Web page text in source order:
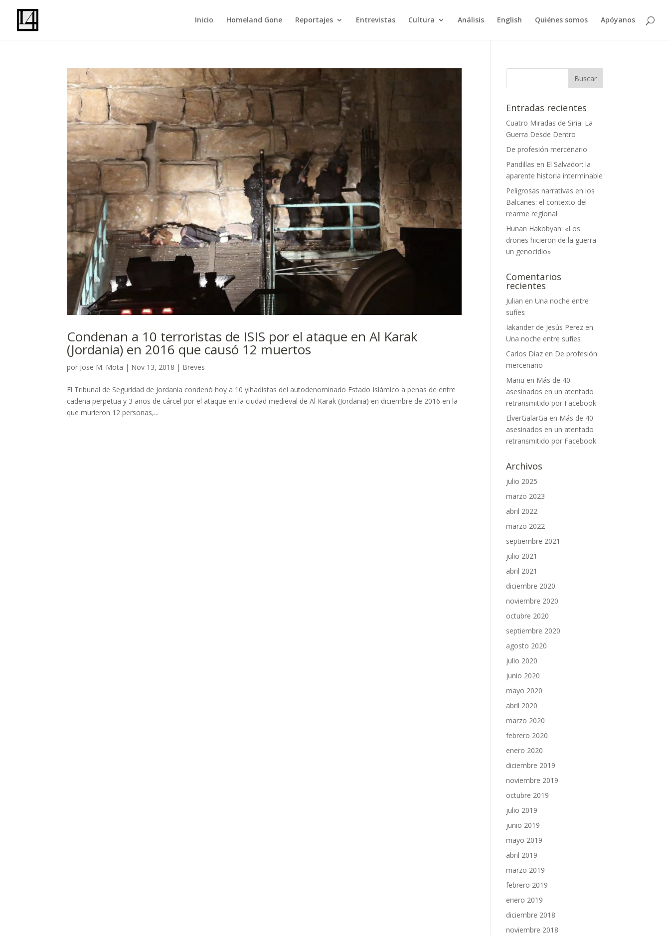
Inicio Homeland Gone Reportajes Entrevistas Cultura Análisis English Quiénes somos Apóyanos
Condenan a 10 terroristas de ISIS por el ataque en Al Karak
(Jordania) en 2016 que causó 12 muertos
por Jose M. Mota | Nov 13, 2018 | Breves
El Tribunal de Seguridad de Jordania condenó hoy a 10 yihadistas del autodenominado Estado Islámico a penas de entre
cadena perpetua y 3 años de cárcel por el ataque en la ciudad medieval de Al Karak (Jordania) en diciembre de 2016 en la
que murieron 12 personas,...
Entradas recientes
Cuatro Miradas de Siria: La
Guerra Desde Dentro
De profesión mercenario
Pandillas en El Salvador: la
aparente historia interminable
Peligrosas narrativas en los
Balcanes: el contexto del
rearme regional
Hunan Hakobyan: «Los
drones hicieron de la guerra
un genocidio»
Comentarios
recientes
Julian enUna noche entre
sufíes
Iakander de Jesús Perez en
Una noche entre sufíes
Carlos Diaz en De profesión
mercenario
Manu en Más de 40
asesinados en un atentado
retransmitido por Facebook
ElverGalarGa en Más de 40
asesinados en un atentado
retransmitido por Facebook
Archivos
julio 2025
marzo 2023
abril 2022
marzo 2022
septiembre 2021
julio 2021
abril 2021
diciembre 2020
noviembre 2020
octubre 2020
septiembre 2020
agosto 2020
julio 2020
junio 2020
mayo 2020
abril 2020
marzo 2020
febrero 2020
enero 2020
diciembre 2019
noviembre 2019
octubre 2019
julio 2019
junio 2019
mayo 2019
abril 2019
marzo 2019
febrero 2019
enero 2019
diciembre 2018
noviembre 2018